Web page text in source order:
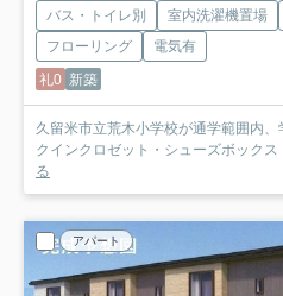
バス・トイレ別 室内洗濯機置場
フローリング
電気有
礼0 新築
久留米市立荒木小学校が通学範囲内
クインクロゼット・シューズボック
る
アパート